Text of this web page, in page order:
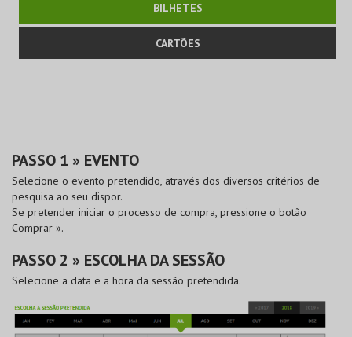
PRODUTOS
BILHETES
CARTÕES
PASSO 1 » EVENTO
Selecione o evento pretendido, através dos diversos critérios de
pesquisa ao seu dispor.
Se pretender iniciar o processo de compra, pressione o botão
Comprar ».
PASSO 2 » ESCOLHA DA SESSÃO
Selecione a data e a hora da sessão pretendida.